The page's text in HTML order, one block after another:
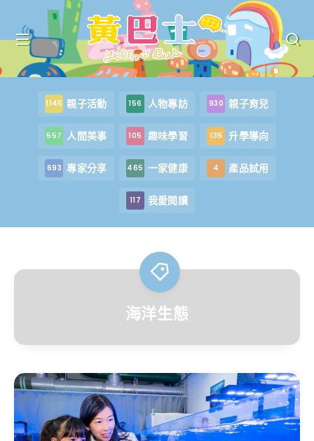
1145 親子活動 156 人物專訪 930 親子育兒
557 人間美事 105 趣味學習 135 升學導向
693 專家分享 465 一家健康 4 產品試用
117 我愛閱讀
海洋生態